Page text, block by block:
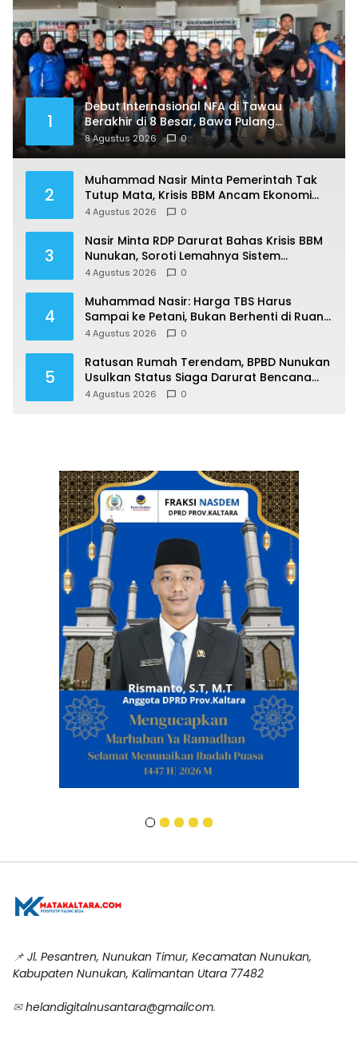
1
Debut Internasional NFA di Tawau
Berakhir di 8 Besar, Bawa Pulang
Pengalaman Berharga
8 Agustus 2026 0
2
Muhammad Nasir Minta Pemerintah Tak
Tutup Mata, Krisis BBM Ancam Ekonomi
Masyarakat Nunukan
4 Agustus 2026 0
3
Nasir Minta RDP Darurat Bahas Krisis BBM
Nunukan, Soroti Lemahnya Sistem
Distribusi
4 Agustus 2026 0
4
Muhammad Nasir: Harga TBS Harus
Sampai ke Petani, Bukan Berhenti di Ruang
Rapat
4 Agustus 2026 0
5
Ratusan Rumah Terendam, BPBD Nunukan
Usulkan Status Siaga Darurat Bencana
Hidrometeorologi
4 Agustus 2026 0
📌 Jl. Pesantren, Nunukan Timur, Kecamatan Nunukan,
Kabupaten Nunukan, Kalimantan Utara 77482
✉ helandigitalnusantara@gmailcom.